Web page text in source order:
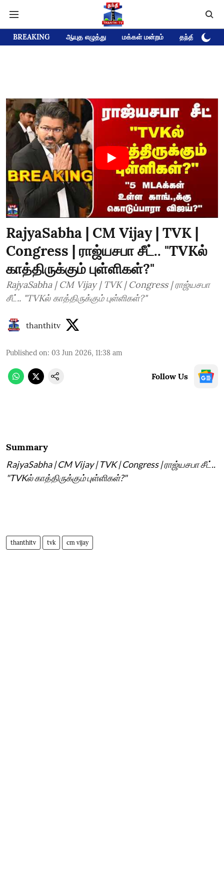
BREAKING ஆயுத எழுத்து மக்கள் மன்றம் தந்தி டிவி
RajyaSabha | CM Vijay | TVK |
Congress | ராஜ்யசபா சீட்.. "TVKல்
காத்திருக்கும் புள்ளிகள்?"
RajyaSabha | CM Vijay | TVK | Congress | ராஜ்யசபா
சீட்.. "TVKல் காத்திருக்கும் புள்ளிகள்?"
thanthitv
Published on: 03 Jun 2026, 11:38 am
Follow Us
Summary
RajyaSabha | CM Vijay | TVK | Congress | ராஜ்யசபா சீட்..
"TVKல் காத்திருக்கும் புள்ளிகள்?"
thanthitv tvk cm vijay